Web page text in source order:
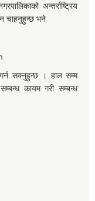
अन्तर्राष्ट्रिय
चाहनुहुन्छ भने
सक्नुहुन्छ । हाल सम्म
कायम गरी सम्बन्ध